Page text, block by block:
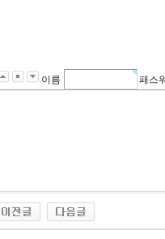
이름 패스